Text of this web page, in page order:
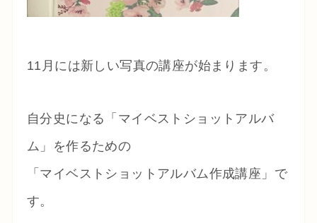
11月には新しい写真の講座が始まります。
自分史になる「マイベストショットアルバ
ム」を作るための
「マイベストショットアルバム作成講座」で
す。